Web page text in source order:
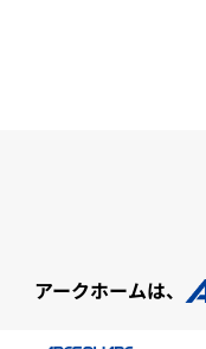
アークホームは、